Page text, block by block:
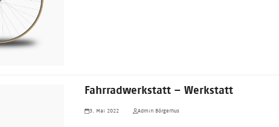
Fahrradwerkstatt – Werkstatt
3. Mai 2022 Admin Börgerhus